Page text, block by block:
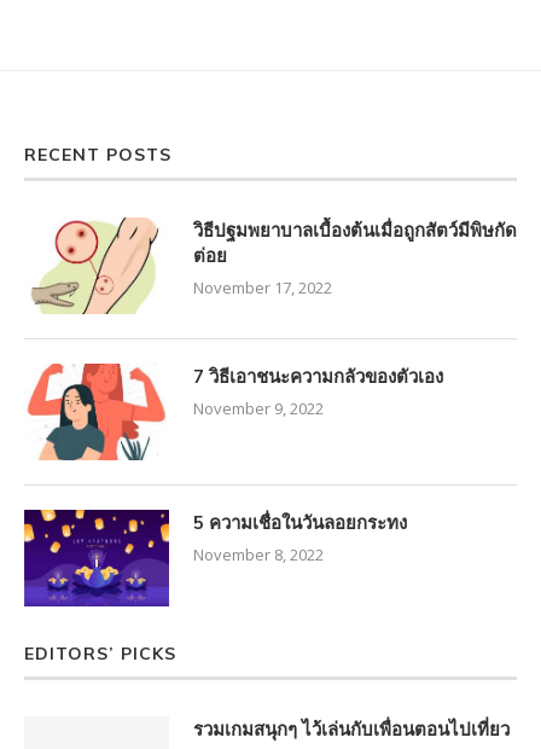
RECENT POSTS
วิธีปฐมพยาบาลเบื้องต้นเมื่อถูกสัตว์มีพิษกัด
ต่อย
November 17, 2022
7 วิธีเอาชนะความกลัวของตัวเอง
November 9, 2022
5 ความเชื่อในวันลอยกระทง
November 8, 2022
EDITORS’ PICKS
รวมเกมสนุกๆ ไว้เล่นกับเพื่อนตอนไปเที่ยว